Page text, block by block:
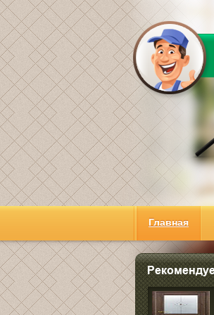
Главная